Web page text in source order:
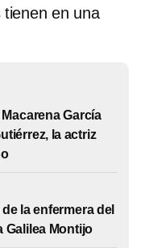
tienen en una
García
la actriz
la enfermera del
Galilea Montijo